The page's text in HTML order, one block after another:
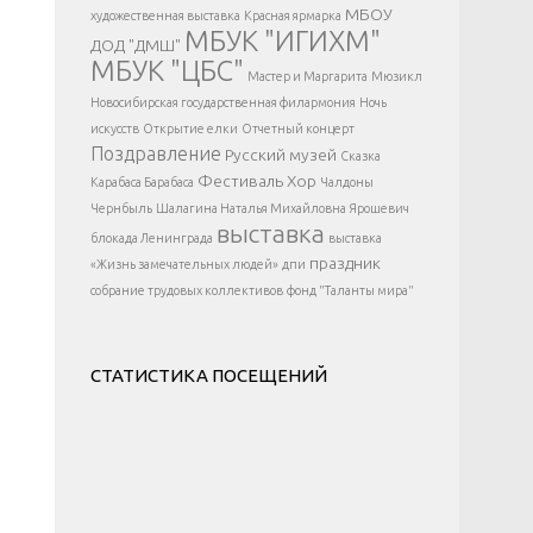
</div >
художественная выставка Красная ярмарка МБОУ
ДОД "ДМШ" МБУК "ИГИХМ"
МБУК "ЦБС" Мастер и Маргарита Мюзикл
Новосибирская государственная филармония Ночь
искусств Открытие елки Отчетный концерт
Поздравление Русский музей Сказка
Карабаса Барабаса ФестивальХор Чалдоны
Чернбыль Шалагина Наталья Михайловна Ярошевич
блокада Ленинграда выставка выставка
«Жизнь замечательных людей» дпи праздник
собрание трудовых коллективов фонд "Таланты мира"
СТАТИСТИКА ПОСЕЩЕНИЙ